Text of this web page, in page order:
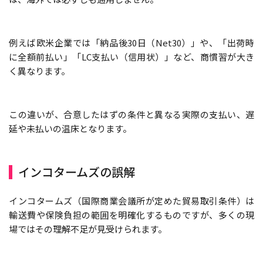
例えば欧米企業では「納品後30日（Net30）」や、「出荷時
に全額前払い」「LC支払い（信用状）」など、商慣習が大き
く異なります。
この違いが、合意したはずの条件と異なる実際の支払い、遅
延や未払いの温床となります。
インコタームズの誤解
インコタームズ（国際商業会議所が定めた貿易取引条件）は
輸送費や保険負担の範囲を明確化するものですが、多くの現
場ではその理解不足が見受けられます。